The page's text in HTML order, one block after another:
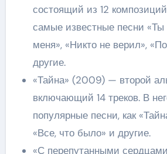
состоящий из 12
самые известные песни
меня», «Никто не верил»,
другие.
«Тайна» (2009) — второй
включающий 14 треков. В
популярные песни, как
«Все, что было» и другие.
«С перепутанными